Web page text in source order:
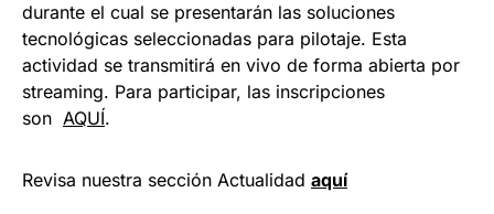
durante el cual se presentarán las soluciones
tecnológicas seleccionadas para pilotaje. Esta
actividad se transmitirá en vivo de forma abierta por
streaming. Para participar, las inscripciones
son AQUÍ.
Revisa nuestra sección Actualidad aquí